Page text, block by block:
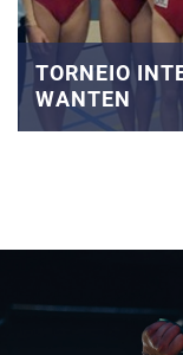
TORNEIO
WANTEN